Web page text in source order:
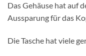
Das Gehäuse hat auf
Aussparung für das
Die Tasche hat viele